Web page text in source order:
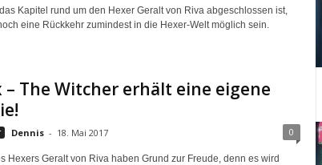
Kapitel rund um den Hexer Geralt von Riva abgeschlossen ist,
eine Rückkehr zumindest in die Hexer-Welt möglich sein.
– The Witcher erhält eine eigene
Dennis - 18. Mai 2017 0
Hexers Geralt von Riva haben Grund zur Freude, denn es wird